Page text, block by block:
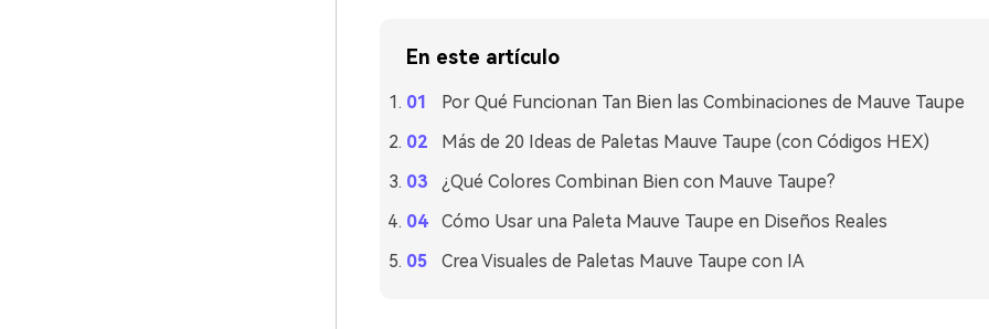
En este artículo
Por Qué Funcionan Tan Bien las Combinaciones de Mauve Taupe
Más de 20 Ideas de Paletas Mauve Taupe (con Códigos HEX)
¿Qué Colores Combinan Bien con Mauve Taupe?
Cómo Usar una Paleta Mauve Taupe en Diseños Reales
Crea Visuales de Paletas Mauve Taupe con IA